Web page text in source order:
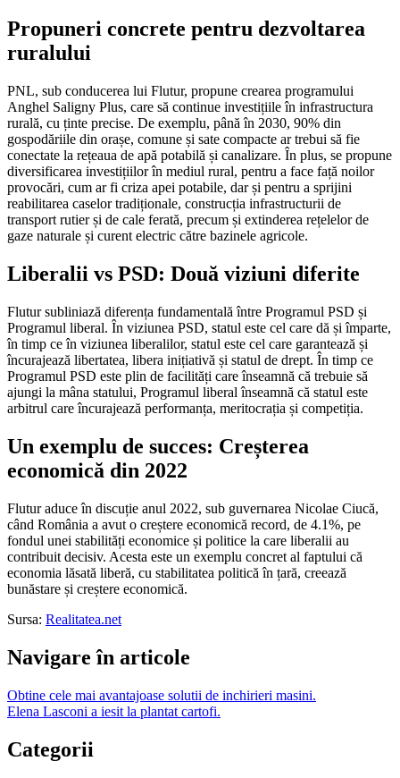
Propuneri concrete pentru dezvoltarea
ruralului
PNL, sub conducerea lui Flutur, propune crearea programului
Anghel Saligny Plus, care să continue investițiile în infrastructura
rurală, cu ținte precise. De exemplu, până în 2030, 90% din
gospodăriile din orașe, comune și sate compacte ar trebui să fie
conectate la rețeaua de apă potabilă și canalizare. În plus, se propune
diversificarea investițiilor în mediul rural, pentru a face față noilor
provocări, cum ar fi criza apei potabile, dar și pentru a sprijini
reabilitarea caselor tradiționale, construcția infrastructurii de
transport rutier și de cale ferată, precum și extinderea rețelelor de
gaze naturale și curent electric către bazinele agricole.
Liberalii vs PSD: Două viziuni diferite
Flutur subliniază diferența fundamentală între Programul PSD și
Programul liberal. În viziunea PSD, statul este cel care dă și împarte,
în timp ce în viziunea liberalilor, statul este cel care garantează și
încurajează libertatea, libera inițiativă și statul de drept. În timp ce
Programul PSD este plin de facilități care înseamnă că trebuie să
ajungi la mâna statului, Programul liberal înseamnă că statul este
arbitrul care încurajează performanța, meritocrația și competiția.
Un exemplu de succes: Creșterea
economică din 2022
Flutur aduce în discuție anul 2022, sub guvernarea Nicolae Ciucă,
când România a avut o creștere economică record, de 4.1%, pe
fondul unei stabilități economice și politice la care liberalii au
contribuit decisiv. Acesta este un exemplu concret al faptului că
economia lăsată liberă, cu stabilitatea politică în țară, creează
bunăstare și creștere economică.
Sursa: Realitatea.net
Navigare în articole
Obtine cele mai avantajoase solutii de inchirieri masini.
Elena Lasconi a iesit la plantat cartofi.
Categorii